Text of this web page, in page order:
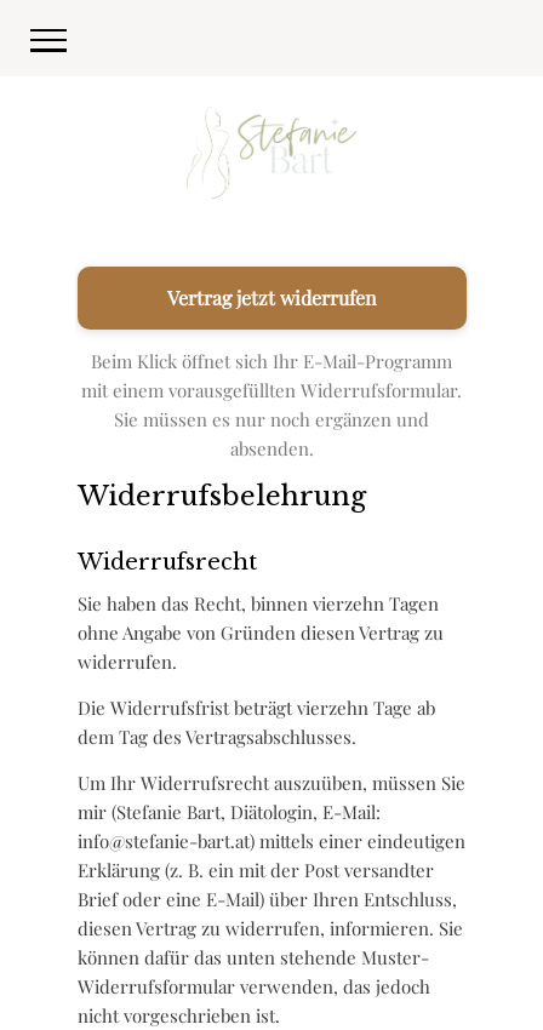
Vertrag jetzt widerrufen
Beim Klick öffnet sich Ihr E-Mail-Programm
mit einem vorausgefüllten Widerrufsformular.
Sie müssen es nur noch ergänzen und
absenden.
Widerrufsbelehrung
Widerrufsrecht
Sie haben das Recht, binnen vierzehn Tagen
ohne Angabe von Gründen diesen Vertrag zu
widerrufen.
Die Widerrufsfrist beträgt vierzehn Tage ab
dem Tag des Vertragsabschlusses.
Um Ihr Widerrufsrecht auszuüben, müssen Sie
mir (Stefanie Bart, Diätologin, E-Mail:
info@stefanie-bart.at) mittels einer eindeutigen
Erklärung (z. B. ein mit der Post versandter
Brief oder eine E-Mail) über Ihren Entschluss,
diesen Vertrag zu widerrufen, informieren. Sie
können dafür das unten stehende Muster-
Widerrufsformular verwenden, das jedoch
nicht vorgeschrieben ist.